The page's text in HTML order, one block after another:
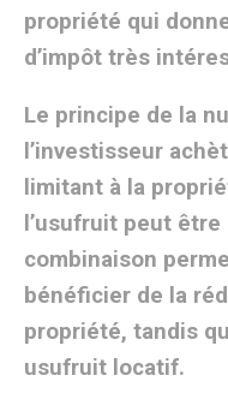
propriété qui
d’impôt très
Le principe de la
l’investisseur
limitant à la
l’usufruit peut
combinaison
bénéficier de la
propriété, tandis
usufruit locatif.